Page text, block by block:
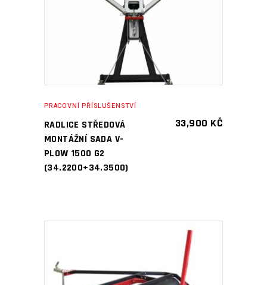
PRACOVNÍ PŘÍSLUŠENSTVÍ
RADLICE STŘEDOVÁ
MONTÁŽNÍ SADA V-
PLOW 1500 G2
(34.2200+34.3500)
33,900 KČ